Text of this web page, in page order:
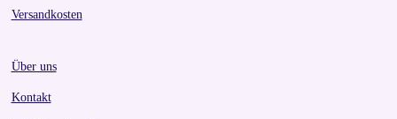
Versandkosten
Über uns
Kontakt